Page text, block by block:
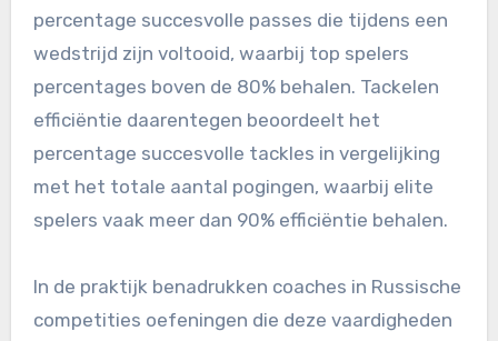
percentage succesvolle passes die tijdens een
wedstrijd zijn voltooid, waarbij top spelers
percentages boven de 80% behalen. Tackelen
efficiëntie daarentegen beoordeelt het
percentage succesvolle tackles in vergelijking
met het totale aantal pogingen, waarbij elite
spelers vaak meer dan 90% efficiëntie behalen.
In de praktijk benadrukken coaches in Russische
competities oefeningen die deze vaardigheden